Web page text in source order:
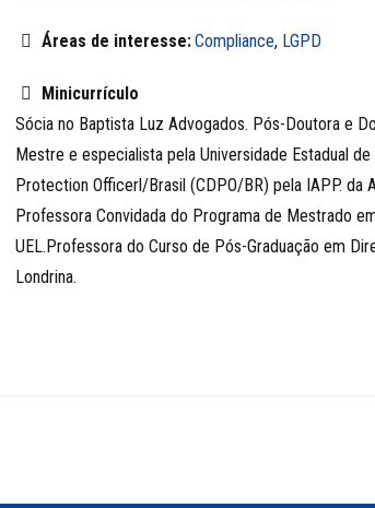
Áreas de interesse:Compliance, LGPD
Minicurrículo
Sócia no Baptista Luz Advogados. Pós-Doutora e
Mestre e especialista pela Universidade Estadual
Protection Officerl/Brasil (CDPO/BR) pela IAPP. da
Professora Convidada do Programa de Mestrado
UEL.Professora do Curso de Pós-Graduação em
Londrina.